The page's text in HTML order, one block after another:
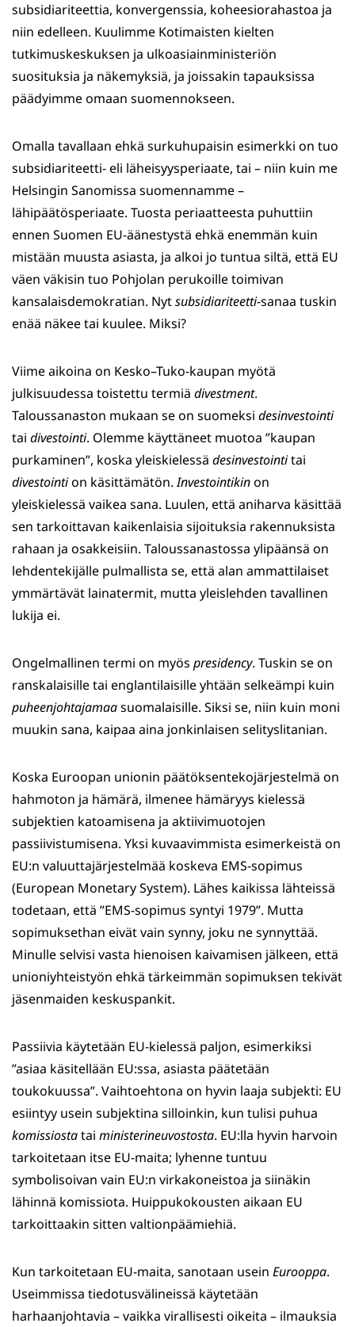
subsidiariteettia, konvergenssia, koheesiorahastoa ja
niin edelleen. Kuulimme Kotimaisten kielten
tutkimuskeskuksen ja ulkoasiainministeriön
suosituksia ja näkemyksiä, ja joissakin tapauksissa
päädyimme omaan suomennokseen.
Omalla tavallaan ehkä surkuhupaisin esimerkki on tuo
subsidiariteetti- eli läheisyysperiaate, tai – niin kuin me
Helsingin Sanomissa suomennamme –
lähipäätösperiaate. Tuosta periaatteesta puhuttiin
ennen Suomen EU-äänestystä ehkä enemmän kuin
mistään muusta asiasta, ja alkoi jo tuntua siltä, että EU
väen väkisin tuo Pohjolan perukoille toimivan
kansalaisdemokratian. Nytsubsidiariteetti-sanaa tuskin
enää näkee tai kuulee. Miksi?
Viime aikoina on Kesko–Tuko-kaupan myötä
julkisuudessa toistettu termiä divestment.
Taloussanaston mukaan se on suomeksi desinvestointi
tai divestointi. Olemme käyttäneet muotoa ”kaupan
purkaminen”, koska yleiskielessä desinvestointitai
divestointion käsittämätön.Investointikinon
yleiskielessä vaikea sana. Luulen, että aniharva käsittää
sen tarkoittavan kaikenlaisia sijoituksia rakennuksista
rahaan ja osakkeisiin. Taloussanastossa ylipäänsä on
lehdentekijälle pulmallista se, että alan ammattilaiset
ymmärtävät lainatermit, mutta yleislehden tavallinen
lukija ei.
Ongelmallinen termi on myös presidency. Tuskin se on
ranskalaisille tai englantilaisille yhtään selkeämpi kuin
puheenjohtajamaasuomalaisille. Siksi se, niin kuin moni
muukin sana, kaipaa aina jonkinlaisen selityslitanian.
Koska Euroopan unionin päätöksentekojärjestelmä on
hahmoton ja hämärä, ilmenee hämäryys kielessä
subjektien katoamisena ja aktiivimuotojen
passiivistumisena. Yksi kuvaavimmista esimerkeistä on
EU:n valuuttajärjestelmää koskeva EMS-sopimus
(European Monetary System). Lähes kaikissa lähteissä
todetaan, että ”EMS-sopimus syntyi 1979”. Mutta
sopimuksethan eivät vain synny, joku ne synnyttää.
Minulle selvisi vasta hienoisen kaivamisen jälkeen, että
unioniyhteistyön ehkä tärkeimmän sopimuksen tekivät
jäsenmaiden keskuspankit.
Passiivia käytetään EU-kielessä paljon, esimerkiksi
”asiaa käsitellään EU:ssa, asiasta päätetään
toukokuussa”. Vaihtoehtona on hyvin laaja subjekti: EU
esiintyy usein subjektina silloinkin, kun tulisi puhua
komissiostatai ministerineuvostosta. EU:lla hyvin harvoin
tarkoitetaan itse EU-maita; lyhenne tuntuu
symbolisoivan vain EU:n virkakoneistoa ja siinäkin
lähinnä komissiota. Huippukokousten aikaan EU
tarkoittaakin sitten valtionpäämiehiä.
Kun tarkoitetaan EU-maita, sanotaan usein Eurooppa.
Useimmissa tiedotusvälineissä käytetään
harhaanjohtavia – vaikka virallisesti oikeita – ilmauksia